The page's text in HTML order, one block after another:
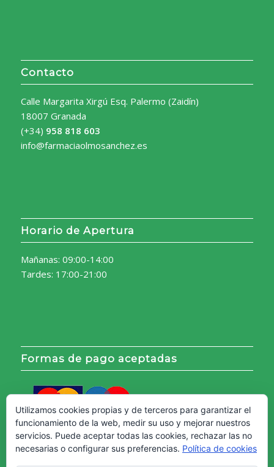
Contacto
Calle Margarita Xirgú Esq. Palermo (Zaidín)
18007 Granada
(+34) 958 818 603
info@farmaciaolmosanchez.es
Horario de Apertura
Mañanas: 09:00-14:00
Tardes: 17:00-21:00
Formas de pago aceptadas
Utilizamos cookies propias y de terceros para garantizar el
funcionamiento de la web, medir su uso y mejorar nuestros
servicios. Puede aceptar todas las cookies, rechazar las no
necesarias o configurar sus preferencias. Política de cookies